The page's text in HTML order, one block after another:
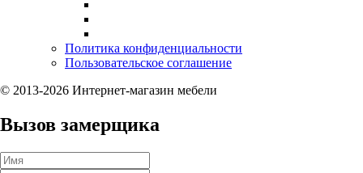
Политика конфиденциальности
Пользовательское соглашение
© 2013-2026 Интернет-магазин мебели
Вызов замерщика